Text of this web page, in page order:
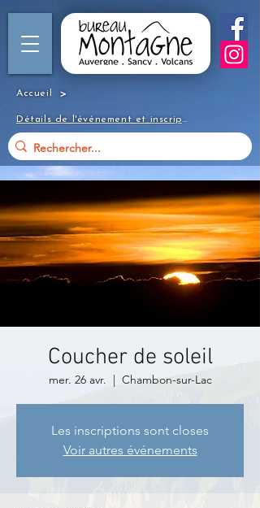
Accueil >
Détails de l'événement et inscription
Coucher de soleil
mer. 26 avr.
  |
Chambon-sur-Lac
Les inscriptions sont closes
Voir autres événements